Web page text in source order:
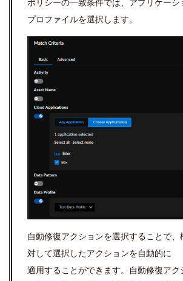
ポリシーの一致条件では、アプリケーシ
プロファイルを選択します。
自動修復アクションを選択することで、
対して選択したアクションを自動的に
適用することができます。自動修復アク